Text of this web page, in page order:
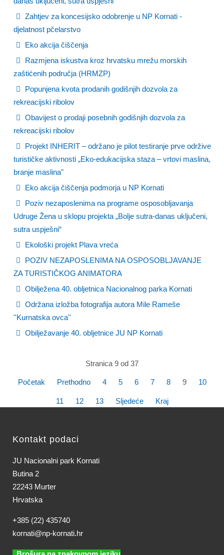
Zahtjev za koncesijsko odobrenje u NP Kornati -
djelatnost pčelarstvo
Eko akcija čiščenja
Razmjena iskustva kroz hrvatsku mrežu morskih
zaštićenih područja (HRMZP)
Popunjena kvota prodanih godišnjih dozvola za
rekreacijski ribolov
Obavijest o prodaji posebnih godišnjih dozvola za
rekreacijski ribolov
Projekt INHERIT – održano je pilot testiranje prve održive
turističke aktivnosti „Eko-edukacijska staza – vrtovi maslina,
branje maslina"
Eko akcija čiščenja podmorja u NP Kornati
Poziv nezaposlenima na programe osposobljavanja
Udruge Žena u sklopu projekta „Bolje sutra-danas uključeni,
sutra uspješni“
Ekološki projekt Plava vreća
POZIV NEZAPOSLENIMA NA OSPOSOBLJAVANJE
ZA TURISTIČKOG ANIMATORA
Obilježena 40. obljetnica Nacionalnog parka Kornati
Održana izložba fotografija autora Mile Rameše
''Kurnatska ovca''
Obilježavanje 40. obljetnice JU NP Kornati
Stranica 9 od 37
Početak Prethodno 4 5 6 7 8 9 10
11 12 13 Sljedeće Kraj
Kontakt podaci
JU Nacionalni park Kornati
Butina 2
22243 Murter
Hrvatska
+385 (22) 435740
kornati@np-kornati.hr